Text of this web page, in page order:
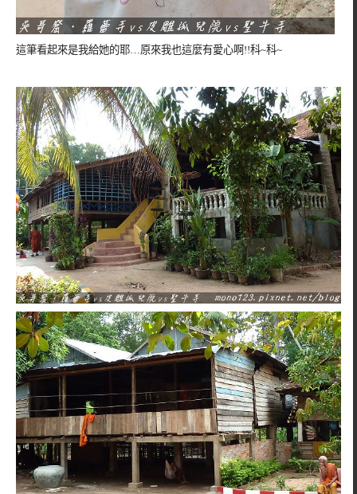
這筆看起來是我給她的耶…原來我也這麼有愛心啊!!科~科~